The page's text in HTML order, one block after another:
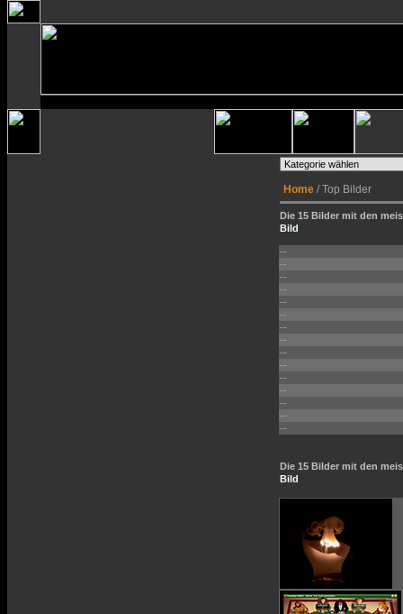
Home / Top Bilder
Die 15 Bilder mit den
Bild
--
--
--
--
--
--
--
--
--
--
--
--
--
--
--
Die 15 Bilder mit den
Bild